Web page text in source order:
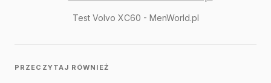
Wymagane pola są oznaczone*
Test Volvo XC60 - MenWorld.pl
PRZECZYTAJ RÓWNIEŻ